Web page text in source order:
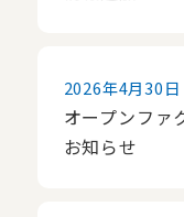
2026年4月30日
オープンファ
お知らせ